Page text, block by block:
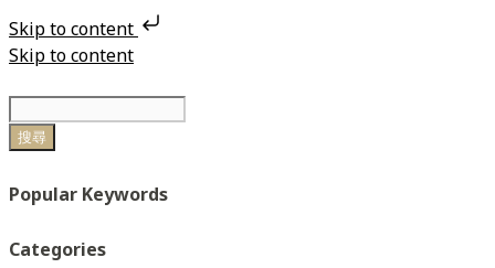
Skip to content
Skip to content
搜尋
Popular Keywords
Categories